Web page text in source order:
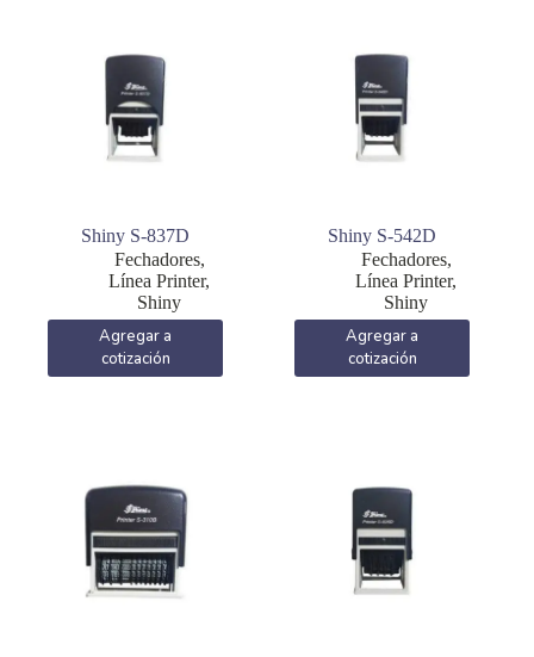
Shiny S-837D
Fechadores,
Línea Printer,
Shiny
Agregar a
cotización
Shiny S-542D
Fechadores,
Línea Printer,
Shiny
Agregar a
cotización